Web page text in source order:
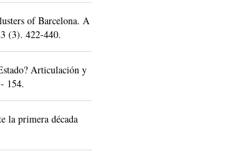
of Barcelona. A
(3).422-440.
Articulación y
154.
la primera década